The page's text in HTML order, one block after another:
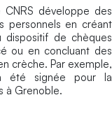
développe des
personnels en créant
de chèques
ou en concluant des
crèche. Par exemple,
été signée pour la
à Grenoble.